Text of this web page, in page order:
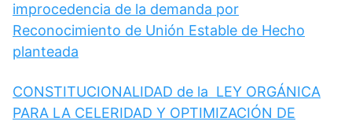
improcedencia de la demanda por
Reconocimiento de Unión Estable de Hecho
planteada
CONSTITUCIONALIDAD de la LEY ORGÁNICA
PARA LA CELERIDAD Y OPTIMIZACIÓN DE